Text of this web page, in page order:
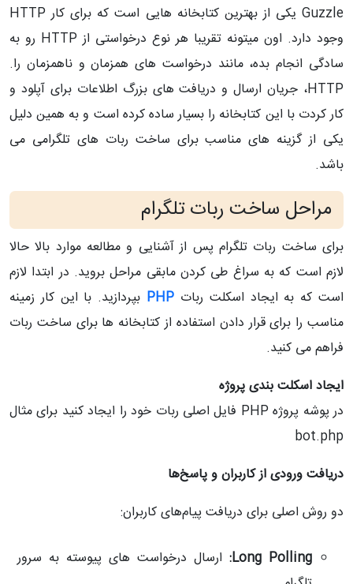
Guzzle یکی از بهترین کتابخانه هایی است که برای کار
HTTP
وجود دارد. اون میتونه تقریبا هر نوع درخواستی از HTTP رو به
سادگی انجام بده، مانند درخواست های همزمان و ناهمزمان را.
HTTP، جریان ارسال و دریافت های بزرگ اطلاعات برای آپلود و
کار کردت با این کتابخانه را بسیار ساده کرده است و به همین دلیل
یکی از گزینه های مناسب برای ساخت ربات های تلگرامی می
باشد.
مراحل ساخت ربات تلگرام
برای ساخت ربات تلگرام پس از آشنایی و مطالعه موارد بالا حالا
لازم است که به سراغ طی کردن مابقی مراحل بروید. در ابتدا لازم
است که به ایجاد اسکلت ربات PHP بپردازید. با این کار زمینه
مناسب را برای قرار دادن استفاده از کتابخانه ها برای ساخت ربات
فراهم می کنید.
ایجاد اسکلت بندی پروژه
در پوشه پروژه PHP فایل اصلی ربات خود را ایجاد کنید برای مثال
bot.php
دریافت ورودی از کاربران و پاسخ‌ها
دو روش اصلی برای دریافت پیام‌های کاربران:
Long Polling: ارسال درخواست‌ های پیوسته به سرور